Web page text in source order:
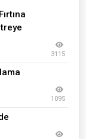
3115
1095